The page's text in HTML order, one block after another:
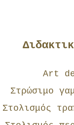
Art
Στρώσιμο
Στολισμός